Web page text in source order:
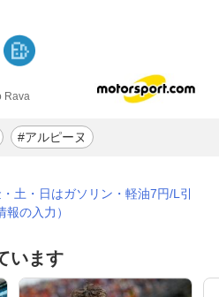
Rava
#アルピーヌ
土・日はガソリン・軽油7円/L引
の入力）
います